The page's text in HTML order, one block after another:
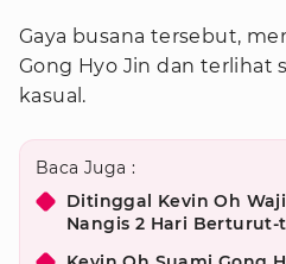
Gaya busana tersebut,
Gong Hyo Jin dan terlihat
kasual.
Baca Juga :
Ditinggal Kevin Oh
Nangis 2 Hari